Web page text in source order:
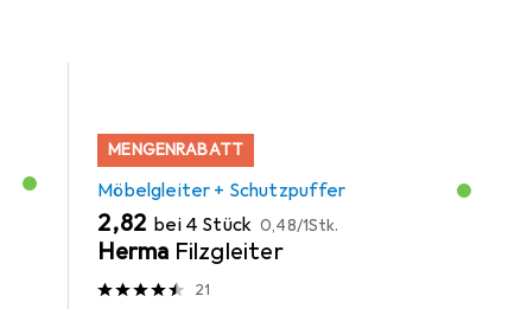
MENGENRABATT
Möbelgleiter + Schutzpuffer
EUR
2,82 bei 4 Stück EUR
0,48/1Stk.
Herma Filzgleiter
21